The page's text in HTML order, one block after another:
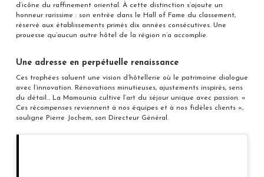
d’icône du raffinement oriental. À cette distinction s’ajoute un
honneur rarissime : son entrée dans le Hall of Fame du classement,
réservé aux établissements primés dix années consécutives. Une
prouesse qu’aucun autre hôtel de la région n’a accomplie.
Une adresse en perpétuelle renaissance
Ces trophées saluent une vision d’hôtellerie où le patrimoine dialogue
avec l’innovation. Rénovations minutieuses, ajustements inspirés, sens
du détail… La Mamounia cultive l’art du séjour unique avec passion. «
Ces récompenses reviennent à nos équipes et à nos fidèles clients »,
souligne Pierre Jochem, son Directeur Général.